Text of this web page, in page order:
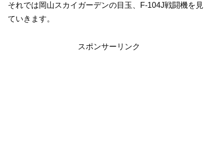
それでは岡山スカイガーデンの目玉、F-104J戦闘機を見
ていきます。
スポンサーリンク